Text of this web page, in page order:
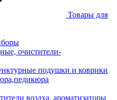
Товары для
очистители-
подушки и коврики
воздха, ароматизаторы